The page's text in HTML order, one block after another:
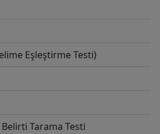
Eşleştirme Testi)
Tarama Testi